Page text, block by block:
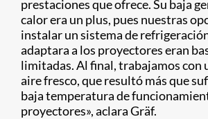
prestaciones que ofrece. Su baja
calor era un plus, pues nuestras
instalar un sistema de
adaptara a los proyectores eran
limitadas. Al final, trabajamos con
aire fresco, que resultó más que
baja temperatura de
proyectores», aclara Gräf.